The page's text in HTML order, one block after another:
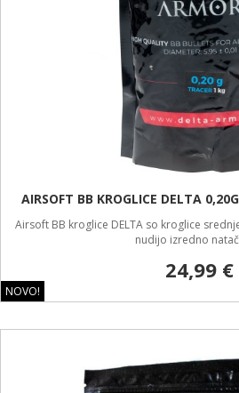
NOVO!
AIRSOFT BB KROGLICE DELTA
Airsoft BB kroglice DELTA so kroglice
nudijo izredno
24,99 €